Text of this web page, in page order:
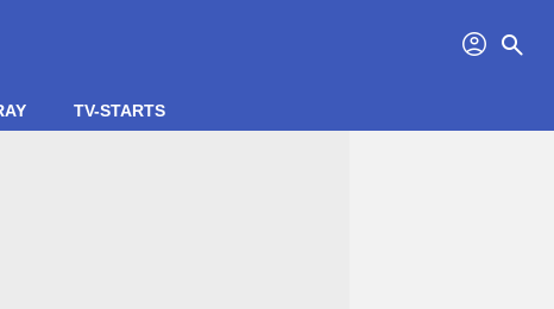
profil search
TV-STARTS